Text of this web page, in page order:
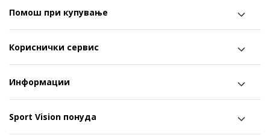
Помош при купување
Кориснички сервис
Информации
Sport Vision понуда